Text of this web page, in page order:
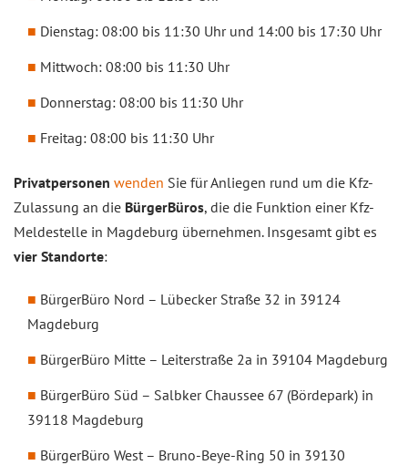
Dienstag: 08:00 bis 11:30 Uhr und 14:00 bis 17:30 Uhr
Mittwoch: 08:00 bis 11:30 Uhr
Donnerstag: 08:00 bis 11:30 Uhr
Freitag: 08:00 bis 11:30 Uhr
Privatpersonen wenden Sie für Anliegen rund um die Kfz-
Zulassung an die BürgerBüros, die die Funktion einer Kfz-
Meldestelle in Magdeburg übernehmen. Insgesamt gibt es
vier Standorte:
BürgerBüro Nord – Lübecker Straße 32 in 39124
Magdeburg
BürgerBüro Mitte – Leiterstraße 2a in 39104 Magdeburg
BürgerBüro Süd – Salbker Chaussee 67 (Bördepark) in
39118 Magdeburg
BürgerBüro West – Bruno-Beye-Ring 50 in 39130